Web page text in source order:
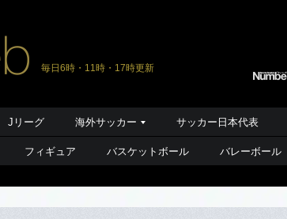
毎日6時・11時・17時更新
Jリーグ 海外サッカー サッカー日本代表
フィギュア バスケットボール バレーボール